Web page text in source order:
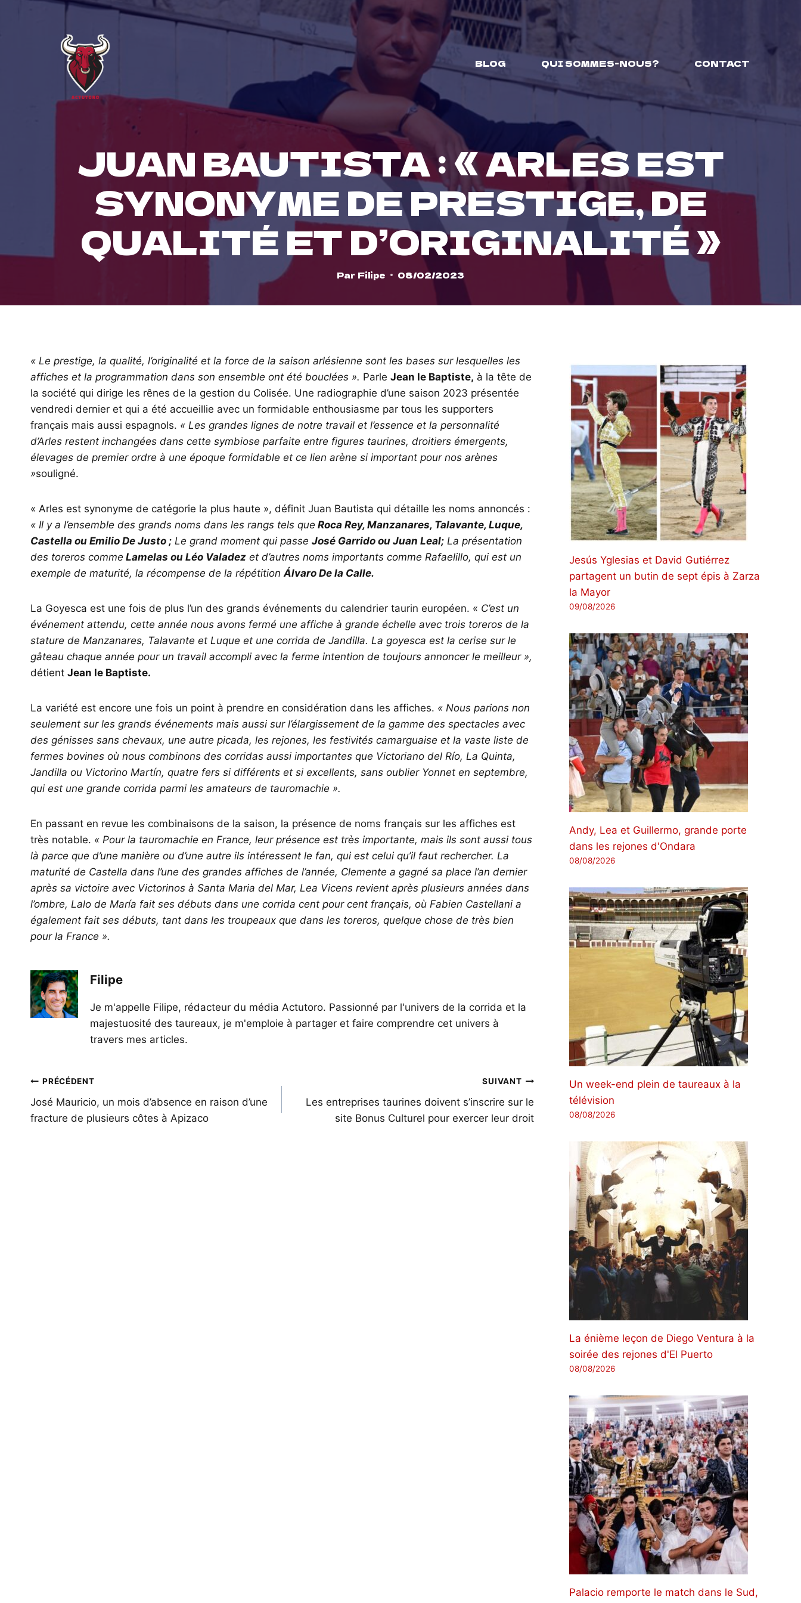
BLOG
QUI SOMMES-NOUS? CONTACT
JUAN BAUTISTA : « ARLES EST
SYNONYME DE PRESTIGE, DE
QUALITÉ ET D’ORIGINALITÉ »
Par Filipe 08/02/2023
« Le prestige, la qualité, l’originalité et la force de la saison arlésienne sont les bases sur lesquelles les
affiches et la programmation dans son ensemble ont été bouclées ». Parle Jean le Baptiste, à la tête de
la société qui dirige les rênes de la gestion du Colisée. Une radiographie d’une saison 2023 présentée
vendredi dernier et qui a été accueillie avec un formidable enthousiasme par tous les supporters
français mais aussi espagnols. « Les grandes lignes de notre travail et l’essence et la personnalité
d’Arles restent inchangées dans cette symbiose parfaite entre figures taurines, droitiers émergents,
élevages de premier ordre à une époque formidable et ce lien arène si important pour nos arènes
»souligné.
« Arles est synonyme de catégorie la plus haute », définit Juan Bautista qui détaille les noms annoncés :
« Il y a l’ensemble des grands noms dans les rangs tels que Roca Rey, Manzanares, Talavante, Luque,
Castella ou Emilio De Justo ; Le grand moment qui passe José Garrido ou Juan Leal; La présentation
des toreros comme Lamelas ou Léo Valadez et d’autres noms importants comme Rafaelillo, qui est un
exemple de maturité, la récompense de la répétitionÁlvaro De la Calle.
La Goyesca est une fois de plus l’un des grands événements du calendrier taurin européen. « C’est un
événement attendu, cette année nous avons fermé une affiche à grande échelle avec trois toreros de la
stature de Manzanares, Talavante et Luque et une corrida de Jandilla. La goyesca est la cerise sur le
gâteau chaque année pour un travail accompli avec la ferme intention de toujours annoncer le meilleur »,
détient Jean le Baptiste.
La variété est encore une fois un point à prendre en considération dans les affiches. « Nous parions non
seulement sur les grands événements mais aussi sur l’élargissement de la gamme des spectacles avec
des génisses sans chevaux, une autre picada, les rejones, les festivités camarguaise et la vaste liste de
fermes bovines où nous combinons des corridas aussi importantes que Victoriano del Río, La Quinta,
Jandilla ou Victorino Martín, quatre fers si différents et si excellents, sans oublier Yonnet en septembre,
qui est une grande corrida parmi les amateurs de tauromachie ».
En passant en revue les combinaisons de la saison, la présence de noms français sur les affiches est
très notable. « Pour la tauromachie en France, leur présence est très importante, mais ils sont aussi tous
là parce que d’une manière ou d’une autre ils intéressent le fan, qui est celui qu’il faut rechercher. La
maturité de Castella dans l’une des grandes affiches de l’année, Clemente a gagné sa place l’an dernier
après sa victoire avec Victorinos à Santa Maria del Mar, Lea Vicens revient après plusieurs années dans
l’ombre, Lalo de María fait ses débuts dans une corrida cent pour cent français, où Fabien Castellani a
également fait ses débuts, tant dans les troupeaux que dans les toreros, quelque chose de très bien
pour la France ».
Filipe
Je m'appelle Filipe, rédacteur du média Actutoro. Passionné par l'univers de la corrida et la
majestuosité des taureaux, je m'emploie à partager et faire comprendre cet univers à
travers mes articles.
Navigation
de
l’article
PRÉCÉDENT
José Mauricio, un mois d’absence en raison d’une
fracture de plusieurs côtes à Apizaco
SUIVANT
Les entreprises taurines doivent s’inscrire sur le
site Bonus Culturel pour exercer leur droit
Jesús Yglesias et David Gutiérrez
partagent un butin de sept épis à Zarza
la Mayor
09/08/2026
Andy, Lea et Guillermo, grande porte
dans les rejones d'Ondara
08/08/2026
Un week-end plein de taureaux à la
télévision
08/08/2026
La énième leçon de Diego Ventura à la
soirée des rejones d'El Puerto
08/08/2026
Palacio remporte le match dans le Sud,